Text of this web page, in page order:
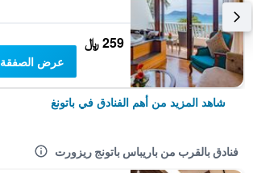
259 ﷼
عرض الصفقة
شاهد المزيد من أهم الفنادق في باتونغ
فنادق بالقرب من باريباس باتونج ريزورت